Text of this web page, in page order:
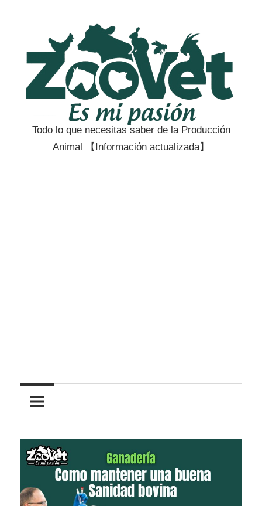
contenido
Zootecnia
Todo lo que necesitas saber de la Producción
Animal 【Información actualizada】